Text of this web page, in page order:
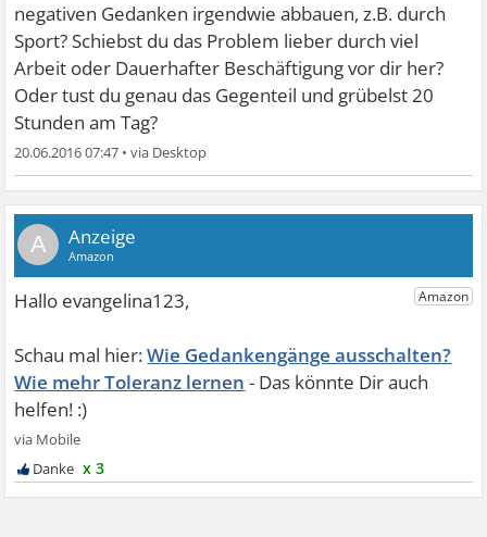
negativen Gedanken irgendwie abbauen, z.B. durch
Sport? Schiebst du das Problem lieber durch viel
Arbeit oder Dauerhafter Beschäftigung vor dir her?
Oder tust du genau das Gegenteil und grübelst 20
Stunden am Tag?
20.06.2016 07:47 •
A
Wie Gedankengänge ausschalten?
Wie mehr Toleranz lernen
x 3